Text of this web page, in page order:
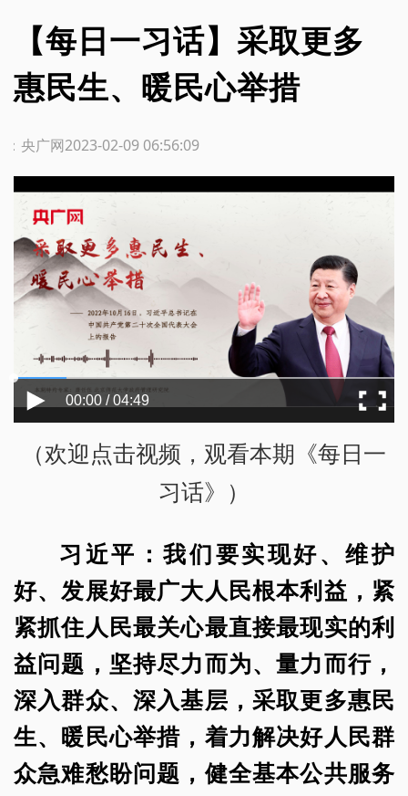
【每日一习话】采取更多
惠民生、暖民心举措
2023-02-09 06:56:09
：央广网
00:00 / 04:49
（欢迎点击视频，观看本期《每日一
习话》）
习近平：我们要实现好、维护
好、发展好最广大人民根本利益，紧
紧抓住人民最关心最直接最现实的利
益问题，坚持尽力而为、量力而行，
深入群众、深入基层，采取更多惠民
生、暖民心举措，着力解决好人民群
众急难愁盼问题，健全基本公共服务